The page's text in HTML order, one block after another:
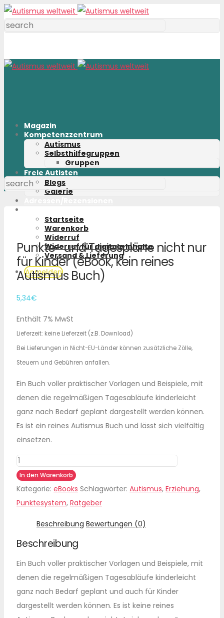
Magazin
Kompetenzzentrum
Autismus
Selbsthilfegruppen
Gruppen
Freie Autisten
Blogs
Galerie
Startseite
Warenkorb
Widerruf
Widerruf für digitale Inhalte
Versand & Lieferung
Anmelden
Punkte- und Tagespläne nicht nur
für Kinder (eBook, kein reines
Autismus Buch)
5,34€
Enthält 7% MwSt
Lieferzeit: keine Lieferzeit (z.B. Download)
Bei Lieferungen in Nicht-EU-Länder können zusätzliche Zölle,
Steuern und Gebühren anfallen.
Ein Buch voller praktischer Vorlagen und Beispiele, mit
denen die regelmäßigen Tagesabläufe kinderleicht
ganz nach Bedarf geplant dargestellt werden können.
Es ist ein reines Autismus Buch und lässt sich vielfältig
einsetzen.
Punkte-
und
Tagespläne
nicht
Kinder
(eBook,
kein
Autismus
Buch)
In den Warenkorb
Kategorie: eBooks Schlagwörter: Autismus, Erziehung,
Punktesystem, Ratgeber
Beschreibung Bewertungen (0)
Beschreibung
Ein Buch voller praktischer Vorlagen und Beispiele, mit
denen die regelmäßigen Tagesabläufe kinderleicht
ganz nach Bedarf geplant und auch für Kinder
dargestellt werden können. Es ist keine reines